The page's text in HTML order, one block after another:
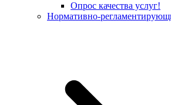
Опрос качества услуг!
Нормативно-